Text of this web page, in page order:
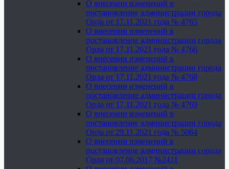
О внесении изменений в
постановление администрации города
Орла от 17.11.2021 года № 4765
О внесении изменений в
постановление администрации города
Орла от 17.11.2021 года № 4766
О внесении изменений в
постановление администрации города
Орла от 17.11.2021 года № 4768
О внесении изменений в
постановление администрации города
Орла от 17.11.2021 года № 4769
О внесении изменений в
постановление администрации города
Орла от 29.11.2021 года № 5084
О внесении изменений в
постановление администрации города
Орла от 07.06.2017 №2411